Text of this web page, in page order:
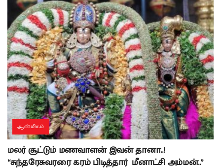
ஆன்மிகம்
மலர் சூட்டும் மணவாளன் இவன் தானா..!
“சுந்தரேசுவரரை கரம் பிடித்தார் மீனாட்சி அம்மன்..”